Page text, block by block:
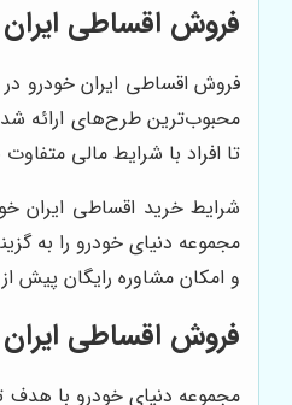
فروش اقساطی
محبوب‌ترین طرح‌های ارائه
تا افراد با شرایط مالی
شرایط خرید اقساطی ایران
مجموعه دنیای خودرو را به
و امکان مشاوره رایگان پیش
فروش اقساطی